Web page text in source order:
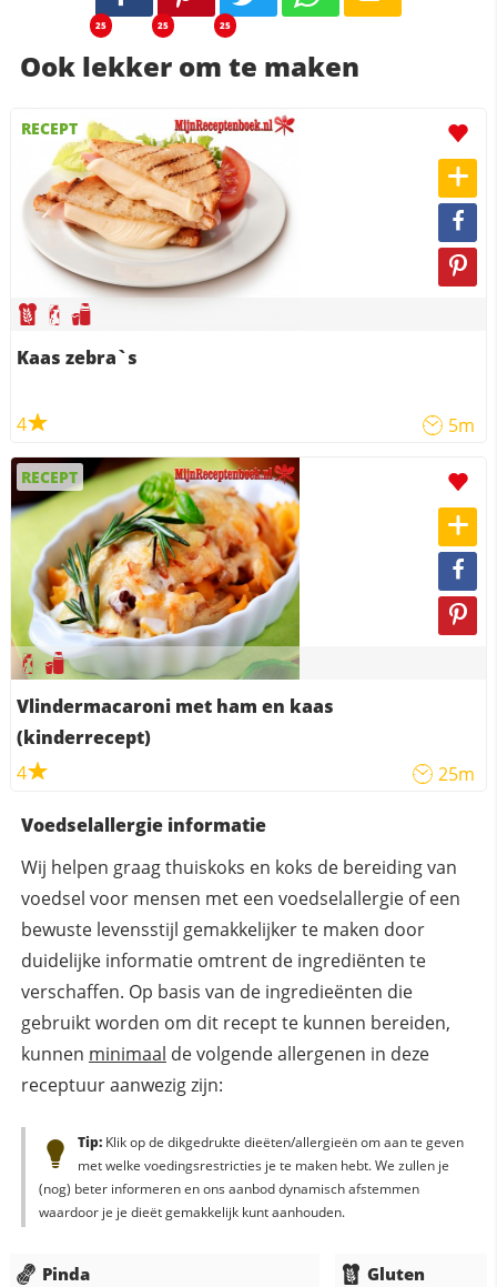
25 25 25
Ook lekker om te maken
RECEPT
Kaas zebra`s
4 5m
RECEPT
Vlindermacaroni met ham en kaas
(kinderrecept)
4
25m
Voedselallergie informatie
Wij helpen graag thuiskoks en koks de bereiding van
voedsel voor mensen met een voedselallergie of een
bewuste levensstijl gemakkelijker te maken door
duidelijke informatie omtrent de ingrediënten te
verschaffen. Op basis van de ingredieënten die
gebruikt worden om dit recept te kunnen bereiden,
kunnen minimaal de volgende allergenen in deze
receptuur aanwezig zijn:
Tip:Klik op de dikgedrukte dieëten/allergieën om aan te geven
met welke voedingsrestricties je te maken hebt. We zullen je
(nog) beter informeren en ons aanbod dynamisch afstemmen
waardoor je je dieët gemakkelijk kunt aanhouden.
Pinda Gluten